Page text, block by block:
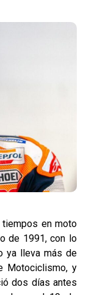
en moto
de 1991, con lo
ya lleva más de
Motociclismo, y
dos días antes